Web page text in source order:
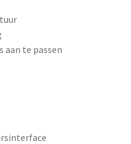
aan te passen